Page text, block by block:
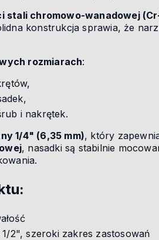
stali chromowo-wanadowej
konstrukcja sprawia, że
rozmiarach:
i nakrętek.
1/4" (6,35 mm), który
, nasadki są stabilnie
2", szeroki zakres zastosowań